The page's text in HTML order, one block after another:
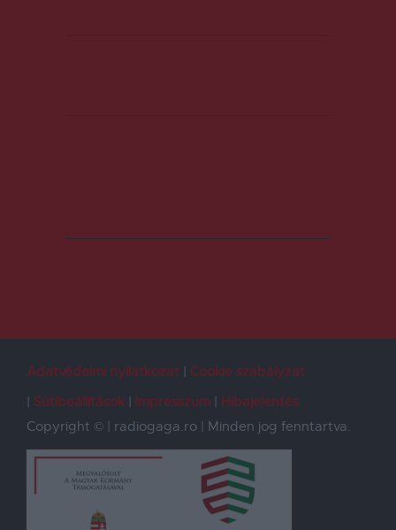
Adatvédelmi nyilatkozat
Cookie szabályzat
Sütibeállítások
Impresszum
Hibajelentés
Copyright © | radiogaga.ro | Minden jog fenntartva.